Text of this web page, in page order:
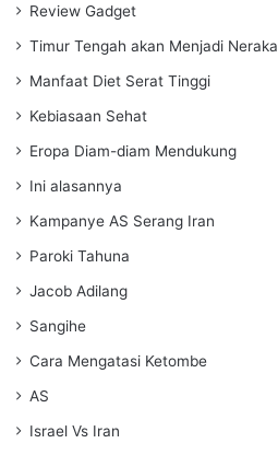
Review Gadget
Timur Tengah akan Menjadi Neraka
Manfaat Diet Serat Tinggi
Kebiasaan Sehat
Eropa Diam-diam Mendukung
Ini alasannya
Kampanye AS Serang Iran
Paroki Tahuna
Jacob Adilang
Sangihe
Cara Mengatasi Ketombe
AS
Israel Vs Iran